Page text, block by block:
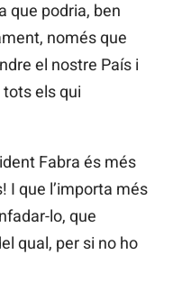
que podria, ben
només que
el nostre País i
els qui
Fabra és més
I que l’importa més
lo, que
qual, per si no ho